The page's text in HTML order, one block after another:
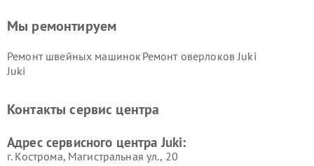
Мы ремонтируем
Ремонт швейных машинок
Juki
Ремонт оверлоков Juki
Контакты сервис центра
Адрес сервисного центра Juki:
г. Кострома, Магистральная ул., 20